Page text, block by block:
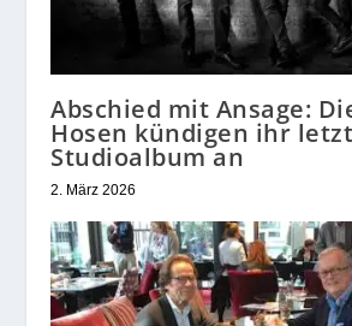
Abschied mit Ansage:
Hosen kündigen ihr
Studioalbum an
2. März 2026